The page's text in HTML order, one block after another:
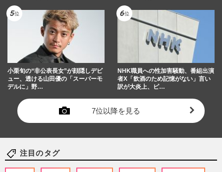
小栗旬の“非公表長女”が顔隠しデビ
ュー、透ける山田優の「スーパーモ
デルに」野…
NHK職員への性加害騒動、番組出演
者X「飲酒のため記憶がない」言い
訳が大炎上、ピ…
7位以降を見る
注目のタグ